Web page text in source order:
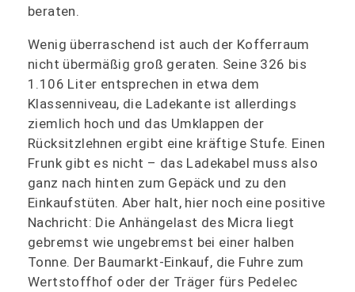
beraten.
Wenig überraschend ist auch der Kofferraum
nicht übermäßig groß geraten. Seine 326 bis
1.106 Liter entsprechen in etwa dem
Klassenniveau, die Ladekante ist allerdings
ziemlich hoch und das Umklappen der
Rücksitzlehnen ergibt eine kräftige Stufe. Einen
Frunk gibt es nicht – das Ladekabel muss also
ganz nach hinten zum Gepäck und zu den
Einkaufstüten. Aber halt, hier noch eine positive
Nachricht: Die Anhängelast des Micra liegt
gebremst wie ungebremst bei einer halben
Tonne. Der Baumarkt-Einkauf, die Fuhre zum
Wertstoffhof oder der Träger fürs Pedelec